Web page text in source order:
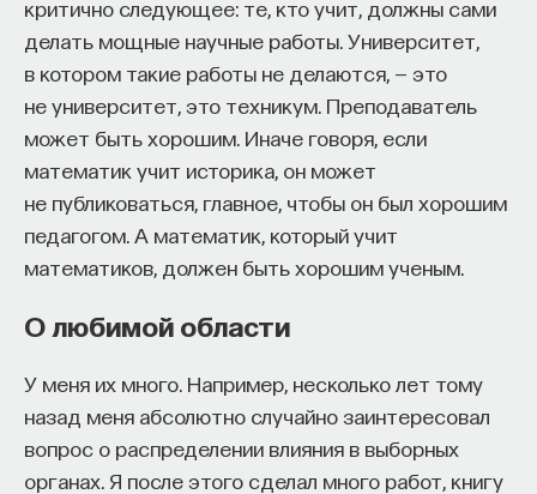
критично следующее: те, кто учит, должны сами
делать мощные научные работы. Университет,
в котором такие работы не делаются, — это
не университет, это техникум. Преподаватель
может быть хорошим. Иначе говоря, если
математик учит историка, он может
не публиковаться, главное, чтобы он был хорошим
педагогом. А математик, который учит
математиков, должен быть хорошим ученым.
О любимой области
У меня их много. Например, несколько лет тому
назад меня абсолютно случайно заинтересовал
вопрос о распределении влияния в выборных
органах. Я после этого сделал много работ, книгу